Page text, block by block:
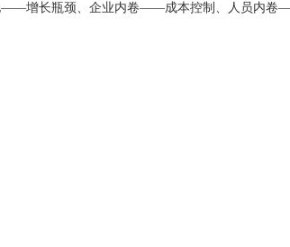
增长瓶颈、企业内卷——成本控制、人员内卷